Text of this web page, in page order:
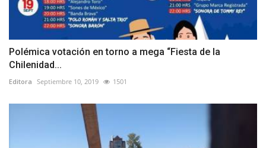
Polémica votación en torno a mega “Fiesta de la
Chilenidad...
Editora Septiembre 10, 2019 1501